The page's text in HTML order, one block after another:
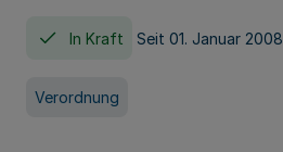
In Kraft Seit 01. Januar 2008
Verordnung